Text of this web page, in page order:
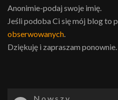
Anonimie-podaj swoje imię.
Jeśli podoba Ci się mój blog to
obserwowanych.
Dziękuję i zapraszam ponownie.